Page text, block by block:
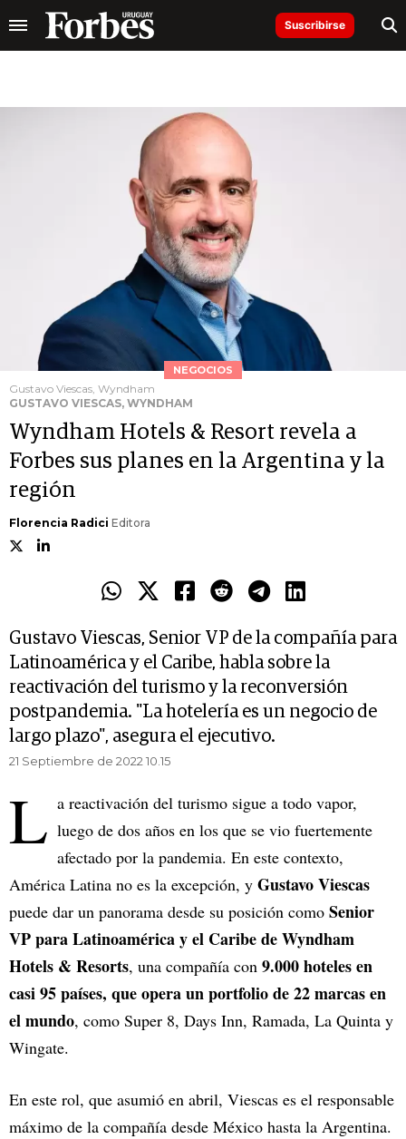
Suscribirse
NEGOCIOS
Gustavo Viescas, Wyndham
GUSTAVO VIESCAS, WYNDHAM
Wyndham Hotels & Resort revela a
Forbes sus planes en la Argentina y la
región
Florencia Radici Editora
Gustavo Viescas, Senior VP de la compañía para
Latinoamérica y el Caribe, habla sobre la
reactivación del turismo y la reconversión
postpandemia. "La hotelería es un negocio de
largo plazo", asegura el ejecutivo.
21 Septiembre de 2022 10.15
L a reactivación del turismo sigue a todo vapor,
luego de dos años en los que se vio fuertemente
afectado por la pandemia. En este contexto,
América Latina no es la excepción, y Gustavo Viescas
puede dar un panorama desde su posición como Senior
VP para Latinoamérica y el Caribe de Wyndham
Hotels & Resorts, una compañía con 9.000 hoteles en
casi 95 países, que opera un portfolio de 22 marcas en
el mundo, como Super 8, Days Inn, Ramada, La Quinta y
Wingate.
En este rol, que asumió en abril, Viescas es el responsable
máximo de la compañía desde México hasta la Argentina.